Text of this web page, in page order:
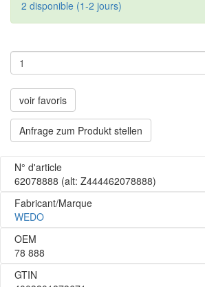
2 disponible (1-2 jours)
voir favoris
Anfrage zum Produkt stellen
N° d'article
62078888 (alt: Z444462078888)
Fabricant/Marque
WEDO
OEM
78 888
GTIN